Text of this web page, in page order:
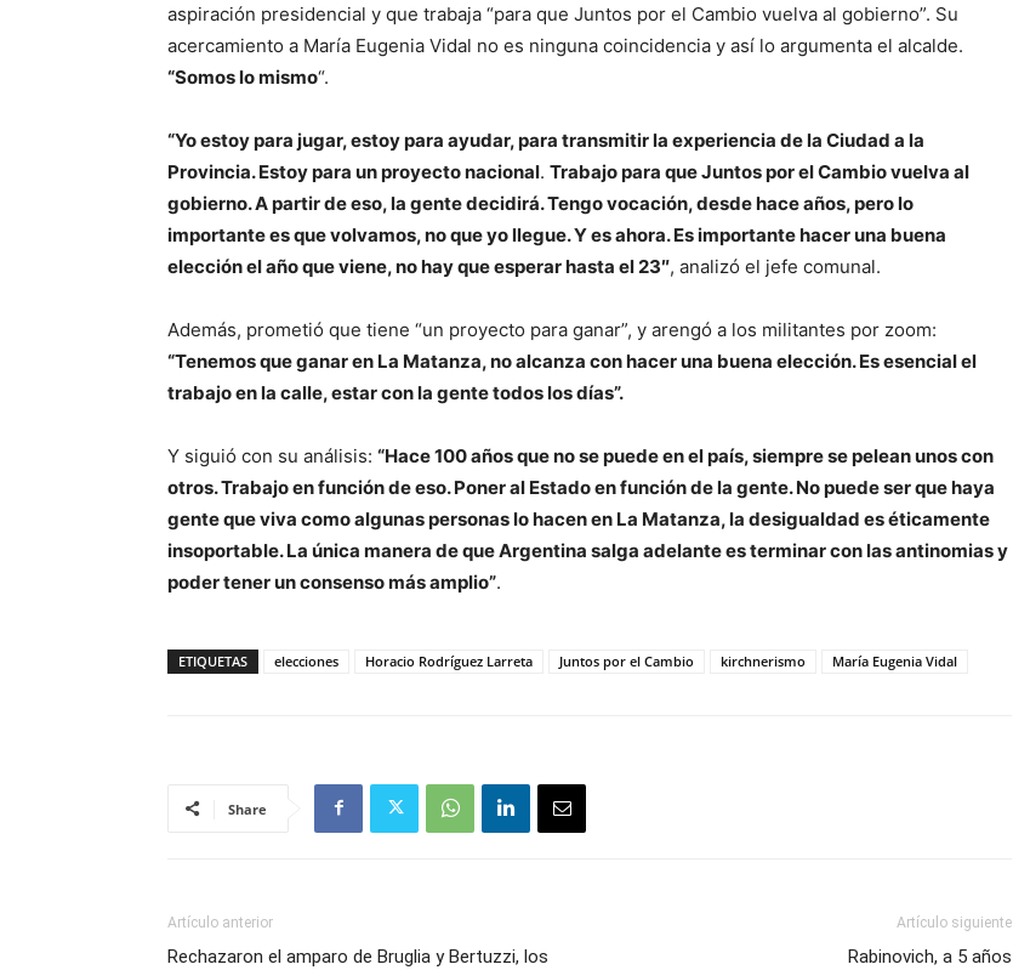
aspiración presidencial y que trabaja “para que Juntos por el Cambio vuelva al gobierno”. Su
acercamiento a María Eugenia Vidal no es ninguna coincidencia y así lo argumenta el alcalde.
“Somos lo mismo“.
“Yo estoy para jugar, estoy para ayudar, para transmitir la experiencia de la Ciudad a la
Provincia. Estoy para un proyecto nacional. Trabajo para que Juntos por el Cambio vuelva al
gobierno. A partir de eso, la gente decidirá. Tengo vocación, desde hace años, pero lo
importante es que volvamos, no que yo llegue. Y es ahora. Es importante hacer una buena
elección el año que viene, no hay que esperar hasta el 23″, analizó el jefe comunal.
Además, prometió que tiene “un proyecto para ganar”, y arengó a los militantes por zoom:
“Tenemos que ganar en La Matanza, no alcanza con hacer una buena elección. Es esencial el
trabajo en la calle, estar con la gente todos los días”.
Y siguió con su análisis: “Hace 100 años que no se puede en el país, siempre se pelean unos con
otros. Trabajo en función de eso. Poner al Estado en función de la gente. No puede ser que haya
gente que viva como algunas personas lo hacen en La Matanza, la desigualdad es éticamente
insoportable. La única manera de que Argentina salga adelante es terminar con las antinomias y
poder tener un consenso más amplio”.
ETIQUETAS elecciones Horacio Rodríguez Larreta Juntos por el Cambio kirchnerismo María Eugenia Vidal
Share
Artículo anterior
Rechazaron el amparo de Bruglia y Bertuzzi, los
Artículo siguiente
Rabinovich, a 5 años